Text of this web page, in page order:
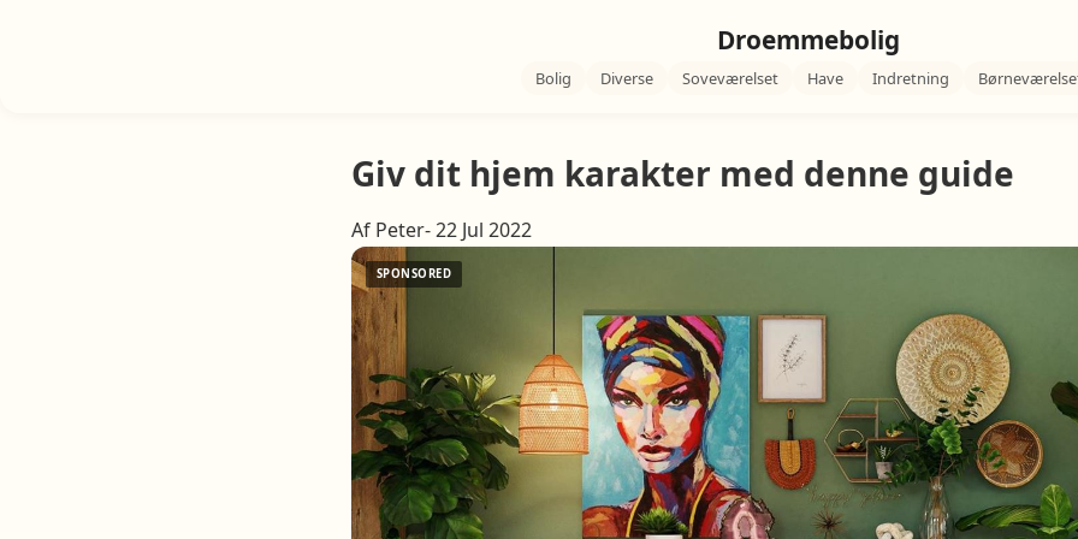
Droemmebolig
Bolig Diverse Soveværelset Have Indretning
Giv dit hjem karakter med denne guide
Af Peter- 22 Jul 2022